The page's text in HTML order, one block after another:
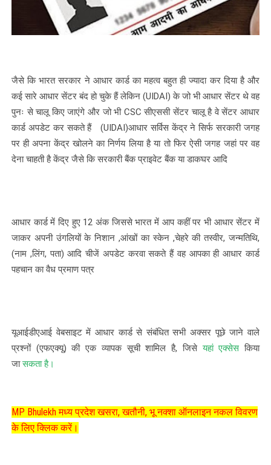
जैसे कि भारत सरकार ने आधार कार्ड का महत्व बहुत ही ज्यादा कर दिया है और
कई सारे आधार सेंटर बंद हो चुके हैं लेकिन (UIDAI) के जो भी आधार सेंटर थे वह
पुनः से चालू किए जाएंगे और जो भी CSC सीएससी सेंटर चालू है वे सेंटर आधार
कार्ड अपडेट कर सकते हैं
(UIDAI)आधार सर्विस केंद्र ने सिर्फ सरकारी जगह
पर ही अपना केंद्र खोलने का निर्णय लिया है या तो फिर ऐसी जगह जहां पर वह
देना चाहती है केंद्र जैसे कि सरकारी बैंक प्राइवेट बैंक या डाकघर आदि
आधार कार्ड में दिए हुए 12 अंक जिससे भारत में आप कहीं पर भी आधार सेंटर में
जाकर अपनी उंगलियों के निशान ,आंखों का स्केन ,चेहरे की तस्वीर, जन्मतिथि,
(नाम ,लिंग, पता) आदि चीजें अपडेट करवा सकते हैं वह आपका ही आधार कार्ड
पहचान का वैध प्रमाण पत्र
यूआईडीएआई वेबसाइट में आधार कार्ड से संबंधित सभी अक्सर पूछे जाने वाले
प्रश्नों (एफएक्यू) की एक व्यापक सूची शामिल है, जिसेयहां एक्सेसकिया
जासकता है।
MP Bhulekh मध्य प्रदेश खसरा, खतौनी, भू नक्शा ऑनलाइन नकल विवरण
के लिए क्लिक करें।